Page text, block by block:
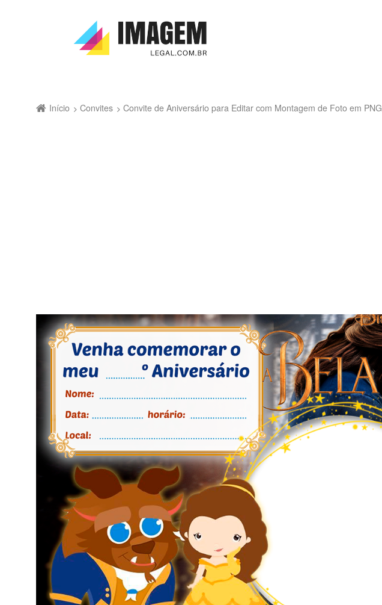
Início Convites Convite de Aniversário para Editar com Montagem de Foto em PNG